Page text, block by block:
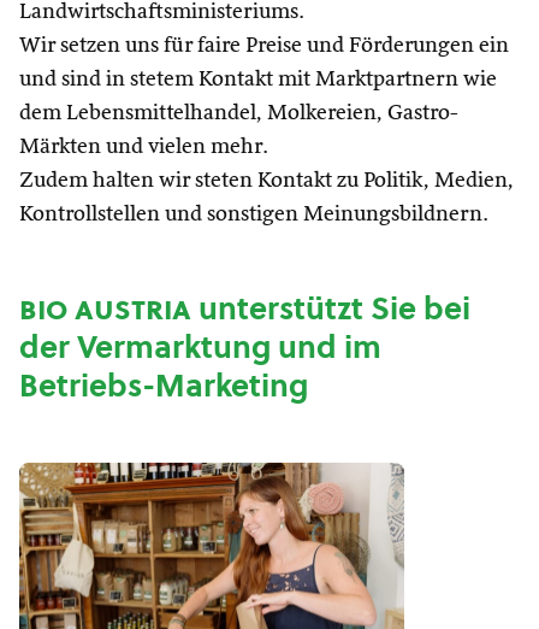
Landwirtschaftsministeriums.
Wir setzen uns für faire Preise und Förderungen ein
und sind in stetem Kontakt mit Marktpartnern wie
dem Lebensmittelhandel, Molkereien, Gastro-
Märkten und vielen mehr.
Zudem halten wir steten Kontakt zu Politik, Medien,
Kontrollstellen und sonstigen Meinungsbildnern.
bio austriaunterstützt Sie bei
der Vermarktung und im
Betriebs-Marketing